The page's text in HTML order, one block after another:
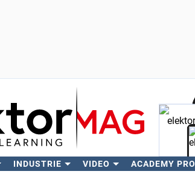
INDUSTRIE VIDEO ACADEMY PRO